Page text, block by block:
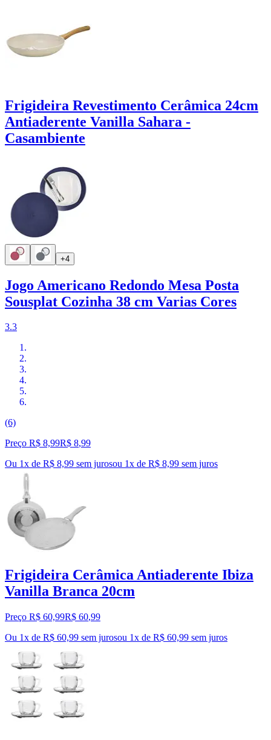
Frigideira Revestimento Cerâmica 24cm
Antiaderente Vanilla Sahara -
Casambiente
+4
Jogo Americano Redondo Mesa Posta
Sousplat Cozinha 38 cm Varias Cores
3.3
(6)
Preço R$ 8,99R$ 8,99
Ou 1x de R$ 8,99 sem jurosou 1x de R$ 8,99 sem juros
Frigideira Cerâmica Antiaderente Ibiza
Vanilla Branca 20cm
Preço R$ 60,99R$ 60,99
Ou 1x de R$ 60,99 sem jurosou 1x de R$ 60,99 sem juros